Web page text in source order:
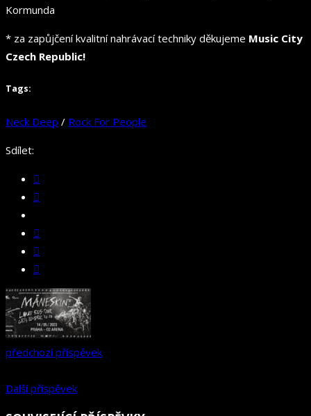
Kormunda
* za zapůjčení kvalitní nahrávací techniky děkujeme Music City
Czech Republic!
Tags:
Neck Deep / Rock For People
Sdílet:
předchozí příspěvek
Další příspěvek